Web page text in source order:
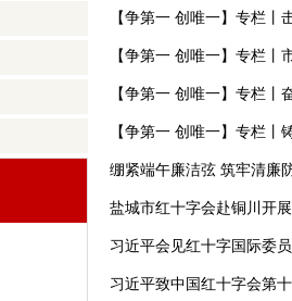
【争第一 创唯一】专栏
【争第一 创唯一】专栏
【争第一 创唯一】专栏
【争第一 创唯一】专栏
绷紧端午廉洁弦 筑牢清
盐城市红十字会赴铜川开
习近平会见红十字国际委
习近平致中国红十字会第